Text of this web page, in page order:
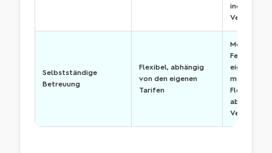
individuelle
Selbstständige
Betreuung
Flexibel, abhängig
von den eigenen
Tarifen
Festlegung
eigener
mehr
Flexibilität,
aber auch